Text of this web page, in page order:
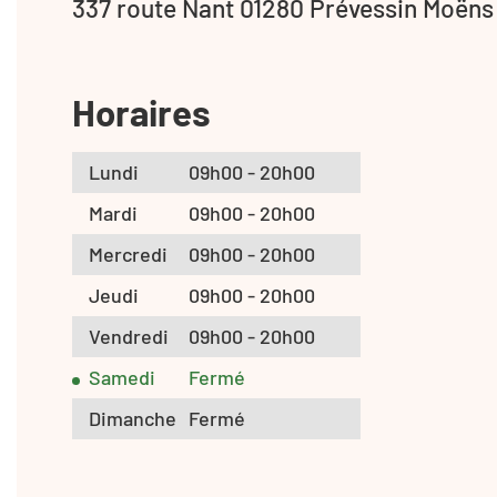
337 route Nant 01280 Prévessin Moëns
Horaires
Lundi
09h00 - 20h00
Mardi
09h00 - 20h00
Mercredi
09h00 - 20h00
Jeudi
09h00 - 20h00
Vendredi
09h00 - 20h00
Samedi
Fermé
Dimanche Fermé